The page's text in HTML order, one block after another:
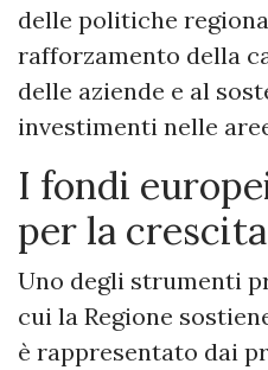
delle politiche
rafforzamento della
delle aziende e al
investimenti nelle
I fondi
per la crescita
Uno degli strumenti
cui la Regione
è rappresentato dai